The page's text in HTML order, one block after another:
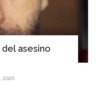
asesino
2020